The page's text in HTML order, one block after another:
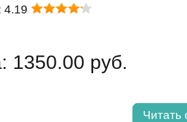
4.19
1350.00 руб.
Читать